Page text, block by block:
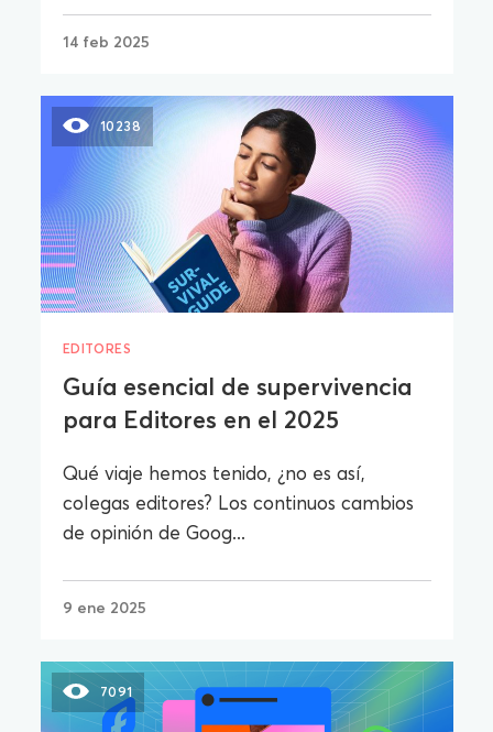
14 feb 2025
10238
EDITORES
Guía esencial de supervivencia
para Editores en el 2025
Qué viaje hemos tenido, ¿no es así,
colegas editores? Los continuos cambios
de opinión de Goog...
9 ene 2025
7091